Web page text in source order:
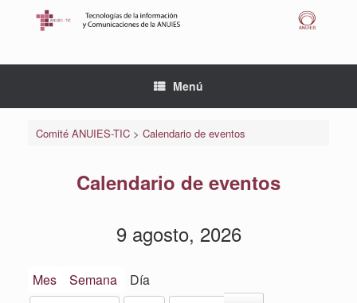
Menú
Comité ANUIES-TIC> Calendario de eventos
Calendario de eventos
9 agosto, 2026
Mes Semana Día